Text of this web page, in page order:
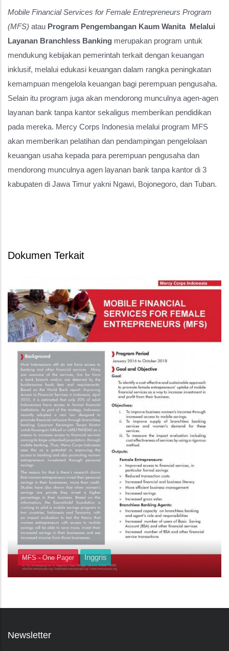
Mobile Financial Services for Female Entrepreneurs Program
(MFS) atau Program Pengembangan Kaum Wanita Melalui
Layanan Branchless Banking merupakan program untuk
mendukung kebijakan pemerintah terkait dengan keuangan
inklusif, melalui edukasi keuangan dalam rangka peningkatan
kemampuan mengelola keuangan bagi perempuan pengusaha.
Selain itu program juga akan mendorong munculnya agen-agen
layanan bank tanpa kantor sekaligus memberikan pendidikan
pada mereka. Mercy Corps Indonesia melalui program MFS
akan memberikan pelatihan dan pendampingan pengelolaan
keuangan usaha kepada para perempuan pengusaha dan
mendorong munculnya agen layanan bank tanpa kantor di 3
kabupaten di Jawa Timur yakni Ngawi, Bojonegoro, dan Tuban.
Dokumen Terkait
MFS - One Pager Inggris
Newsletter